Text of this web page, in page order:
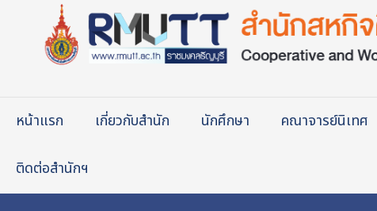
หน้าแรก เกี่ยวกับสำนัก นักศึกษา คณาจารย์นิเทศ
ติดต่อสำนักฯ